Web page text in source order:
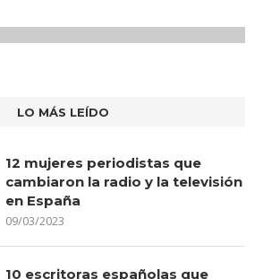
LO MÁS LEÍDO
12 mujeres periodistas que
cambiaron la radio y la televisión
en España
09/03/2023
10 escritoras españolas que